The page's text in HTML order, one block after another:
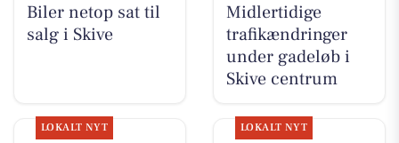
Biler netop sat til
salg i Skive
Midlertidige
trafikændringer
under gadeløb i
Skive centrum
LOKALT NYT LOKALT NYT